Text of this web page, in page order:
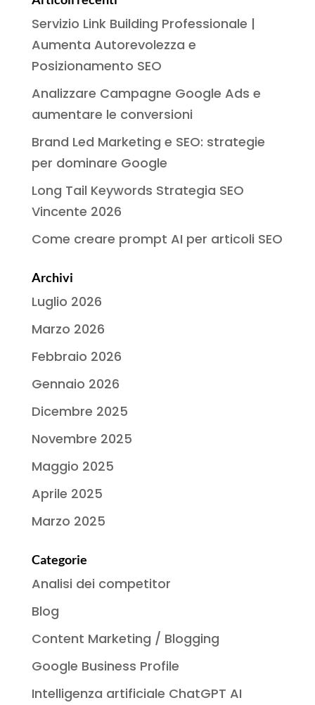
Servizio Link Building Professionale |
Aumenta Autorevolezza e
Posizionamento SEO
Analizzare Campagne Google Ads e
aumentare le conversioni
Brand Led Marketing e SEO: strategie
per dominare Google
Long Tail Keywords Strategia SEO
Vincente 2026
Come creare prompt AI per articoli SEO
Archivi
Luglio 2026
Marzo 2026
Febbraio 2026
Gennaio 2026
Dicembre 2025
Novembre 2025
Maggio 2025
Aprile 2025
Marzo 2025
Categorie
Analisi dei competitor
Blog
Content Marketing / Blogging
Google Business Profile
Intelligenza artificiale ChatGPT AI